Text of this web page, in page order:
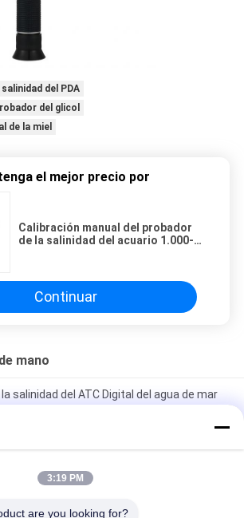
del PDA
del glicol
de la miel
el mejor precio por
Calibración manual del probador
de la salinidad del acuario 1.000-
Continuar
mano
salinidad del ATC Digital del agua de mar
2 en 1 refractómetro de la salinidad
del Atc Digital del acuario de 1.070SG
3:19 PM
are you looking for?